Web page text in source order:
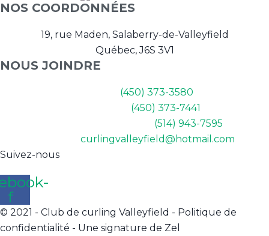
NOS COORDONNÉES
19, rue Maden, Salaberry-de-Valleyfield
Québec, J6S 3V1
NOUS JOINDRE
(450) 373-3580
(450) 373-7441
(514) 943-7595
curlingvalleyfield@hotmail.com
Suivez-nous
f
© 2021 - Club de curling Valleyfield - Politique de
confidentialité - Une signature de Zel